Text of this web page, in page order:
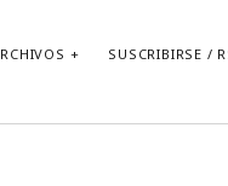
SUSCRIBIRSE /